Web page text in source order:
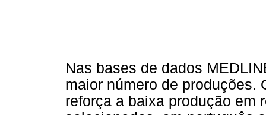
Nas bases de dados
maior número de produções.
reforça a baixa produção em